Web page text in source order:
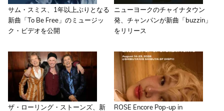
サム・スミス、1年以上ぶりとなる
新曲「To Be Free」のミュージッ
ク・ビデオを公開
ニューヨークのチャイナタウン
発、チャンパンが新曲「buzzin」
をリリース
ザ・ローリング・ストーンズ、新 ROSE Encore Pop-up in